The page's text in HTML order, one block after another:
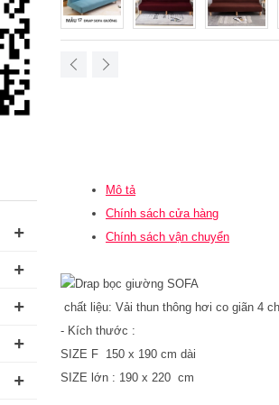
Mô tả
Chính sách cửa hàng
Chính sách vận chuyển
Drap bọc giường SOFA
chất liệu: Vải thun thông hơi co giãn 4
- Kích thước :
SIZE F 150 x 190 cm dài
SIZE lớn : 190 x 220 cm
+
+
+
+
+